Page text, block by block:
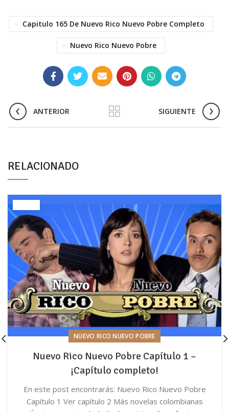
Capitulo 165 De Nuevo Rico Nuevo Pobre Completo
Nuevo Rico Nuevo Pobre
ANTERIOR SIGUIENTE
RELACIONADO
NUEVO RICO NUEVO POBRE
Nuevo Rico Nuevo Pobre Capítulo 1 –
¡Capítulo completo!
En este post encontrarás: Nuevo Rico Nuevo Pobre
Capítulo 1 Ver capítulo 2 Más novelas colombianas